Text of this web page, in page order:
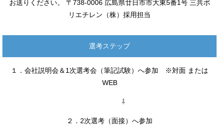
お送りください。 〒738-0006 広島県廿日市市大東5番1号 三共ポ
リエチレン（株）採用担当
選考ステップ
１．会社説明会＆1次選考会（筆記試験）へ参加 ※対面 または
WEB
⇩
２．2次選考（面接）へ参加